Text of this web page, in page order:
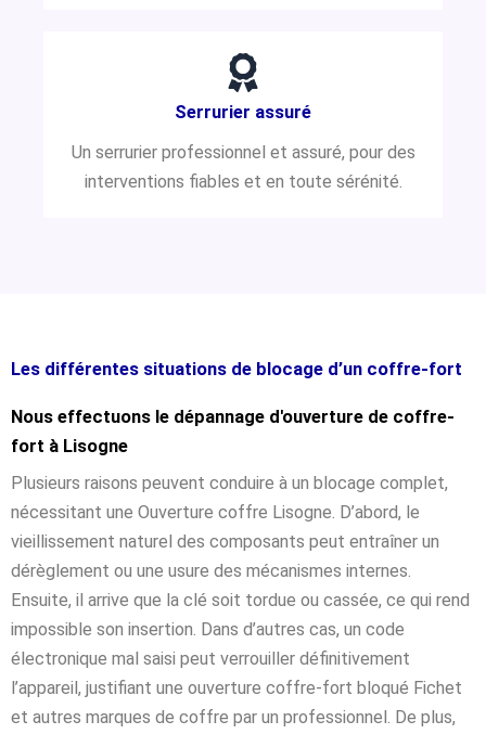
Serrurier assuré
Un serrurier professionnel et assuré, pour des
interventions fiables et en toute sérénité.
Les différentes situations de blocage d’un coffre-fort
Nous effectuons le dépannage d'ouverture de coffre-
fort à Lisogne
Plusieurs raisons peuvent conduire à un blocage complet,
nécessitant une Ouverture coffre Lisogne. D’abord, le
vieillissement naturel des composants peut entraîner un
dérèglement ou une usure des mécanismes internes.
Ensuite, il arrive que la clé soit tordue ou cassée, ce qui rend
impossible son insertion. Dans d’autres cas, un code
électronique mal saisi peut verrouiller définitivement
l’appareil, justifiant une ouverture coffre-fort bloqué Fichet
et autres marques de coffre par un professionnel. De plus,